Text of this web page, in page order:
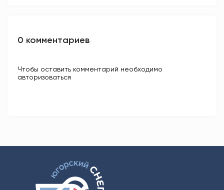
0 комментариев
Чтобы оставить комментарий необходимо
авторизоваться